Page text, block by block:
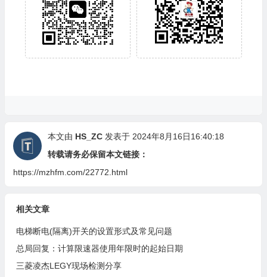
本文由 HS_ZC发表于 2024年8月16日16:40:18
转载请务必保留本文链接：
https://mzhfm.com/22772.html
相关文章
电梯断电(隔离)开关的设置形式及常见问题
总局回复：计算限速器使用年限时的起始日期
三菱凌杰LEGY现场检测分享